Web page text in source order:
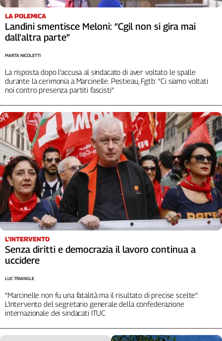
nel
Lavoro
Territori
Abruzzo-
Molise
Alto
Basilicata
Calabria
Campania
Emilia-
Romagna
Friuli
Venezia
Giulia
Lazio
Liguria
Lombardia
Marche
Piemonte
Puglia
Sicilia
Toscana
Trentino
LA POLEMICA
Landini smentisce Meloni: “Cgil non si gira mai
dall'altra parte”
La risposta dopo l’accusa al sindacato di aver voltato le spalle
durante la cerimonia a Marcinelle. Pestieau, Fgtb: “Ci siamo voltati
noi contro presenza partiti fascisti”
MARTA NICOLETTI
L'INTERVENTO
Senza diritti e democrazia il lavoro continua a
uccidere
“Marcinelle non fu una fatalità ma il risultato di precise scelte”.
L’intervento del segretario generale della confederazione
internazionale dei sindacati ITUC
LUC TRIANGLE